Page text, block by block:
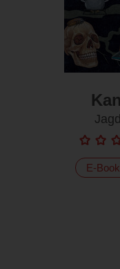
E-Book